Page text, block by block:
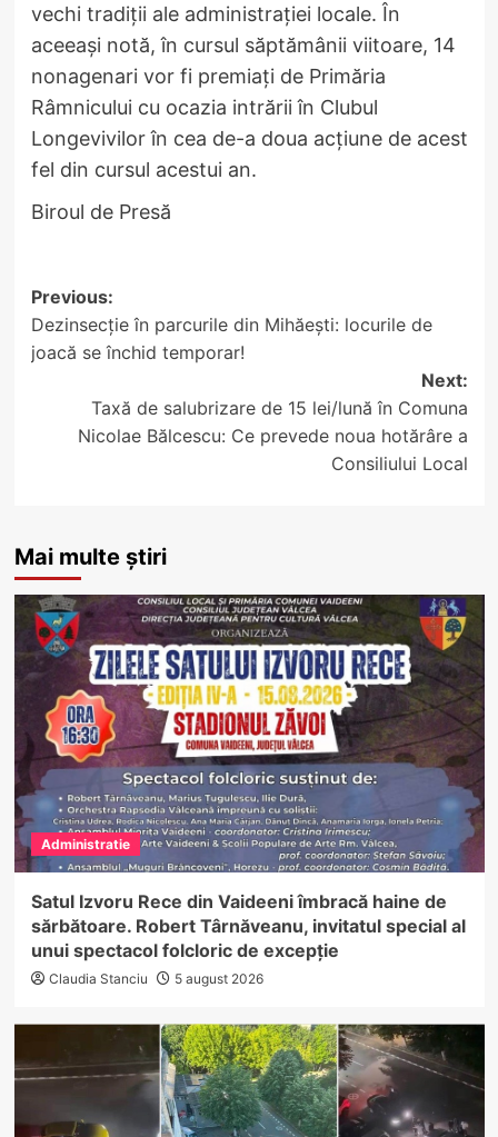
vechi tradiții ale administrației locale. În
aceeași notă, în cursul săptămânii viitoare, 14
nonagenari vor fi premiați de Primăria
Râmnicului cu ocazia intrării în Clubul
Longevivilor în cea de-a doua acțiune de acest
fel din cursul acestui an.
Biroul de Presă
Post
navigation
Previous:
Dezinsecție în parcurile din Mihăești: locurile de
joacă se închid temporar!
Next:
Taxă de salubrizare de 15 lei/lună în Comuna
Nicolae Bălcescu: Ce prevede noua hotărâre a
Consiliului Local
Mai multe știri
Administratie
Satul Izvoru Rece din Vaideeni îmbracă haine de
sărbătoare. Robert Târnăveanu, invitatul special al
unui spectacol folcloric de excepție
Claudia Stanciu 5 august 2026